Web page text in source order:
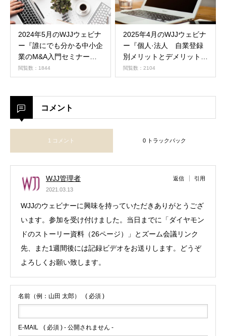
2024年5月のWJJウェビナ
ー『誰にでも分かる中小企
業のM&A入門セミナー』
(終了しました）
閲覧数：1844
2025年4月のWJJウェビナ
ー『個人·法人 自業登録
別メリットとデメリット』
(終了しました）
閲覧数：2104
コメント
1 コメント 0 トラックバック
WJJ管理者
2021.03.13
返信 引用
WJJのウェビナーに興味を持っていただきありがとうござ
います。参加を受け付けました。当日までに「ダイヤモン
ドのストーリー資料（26ページ）」とズーム会議リンク
先、また1週間後には記録ビデオをお送りします。どうぞ
よろしくお願い致します。
名前（例：山田 太郎） ( 必須 )
E-MAIL ( 必須 ) - 公開されません -